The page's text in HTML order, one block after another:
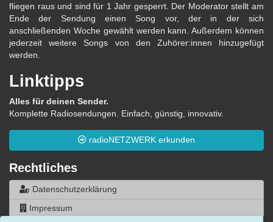
fliegen raus und sind für 1 Jahr gesperrt. Der Moderator stellt am
Ende der Sendung einen Song vor, der in der sich
anschließenden Woche gewählt werden kann. Außerdem können
jederzeit weitere Songs von den Zuhörer:innen hinzugefügt
werden.
Linktipps
Alles für deinen Sender.
Komplette Radiosendungen. Einfach, günstig, innovativ.
radioNETZWERK erkunden
Rechtliches
Datenschutzerklärung
Impressum